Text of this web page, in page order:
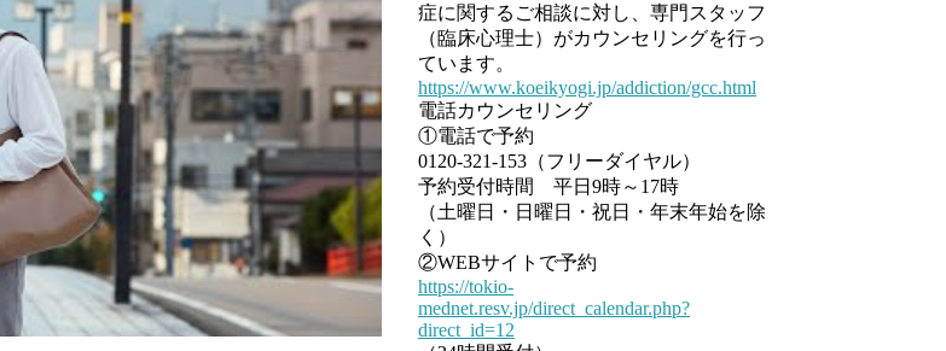
症に関するご相談に対し、専門スタッフ
（臨床心理士）がカウンセリングを行っ
ています。
https://www.koeikyogi.jp/addiction/gcc.html
電話カウンセリング
①電話で予約
0120-321-153（フリーダイヤル）
予約受付時間 平日9時～17時
（土曜日・日曜日・祝日・年末年始を除
く）
②WEBサイトで予約
https://tokio-
mednet.resv.jp/direct_calendar.php?
direct_id=12